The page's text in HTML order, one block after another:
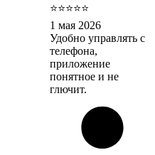
⭐⭐⭐⭐⭐
1 мая 2026
Удобно управлять с
телефона,
приложение
понятное и не
глючит.